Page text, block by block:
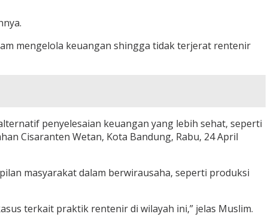
mengelola keuangan shingga tidak terjerat rentenir
penyelesaian keuangan yang lebih sehat, seperti
Cisaranten Wetan, Kota Bandung, Rabu, 24 April
masyarakat dalam berwirausaha, seperti produksi
terkait praktik rentenir di wilayah ini,” jelas Muslim.